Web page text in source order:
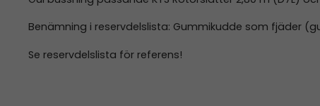
Benämning i reservdelslista: Gummikudde som fjäder
Se reservdelslista för referens!